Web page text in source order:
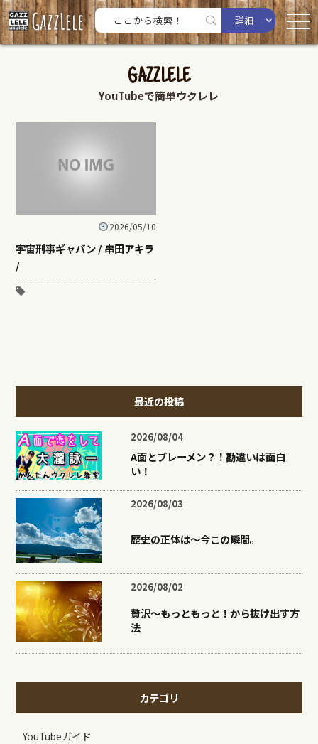
詳細
GAZZLELE
YouTubeで簡単ウクレレ
2026/05/10
宇宙刑事ギャバン / 串田アキラ
/
最近の投稿
2026/08/04
A面とブレーメン？！勘違いは面白
い！
2026/08/03
歴史の正体は〜今この瞬間。
2026/08/02
贅沢〜もっともっと！から抜け出す方
法
カテゴリ
YouTubeガイド